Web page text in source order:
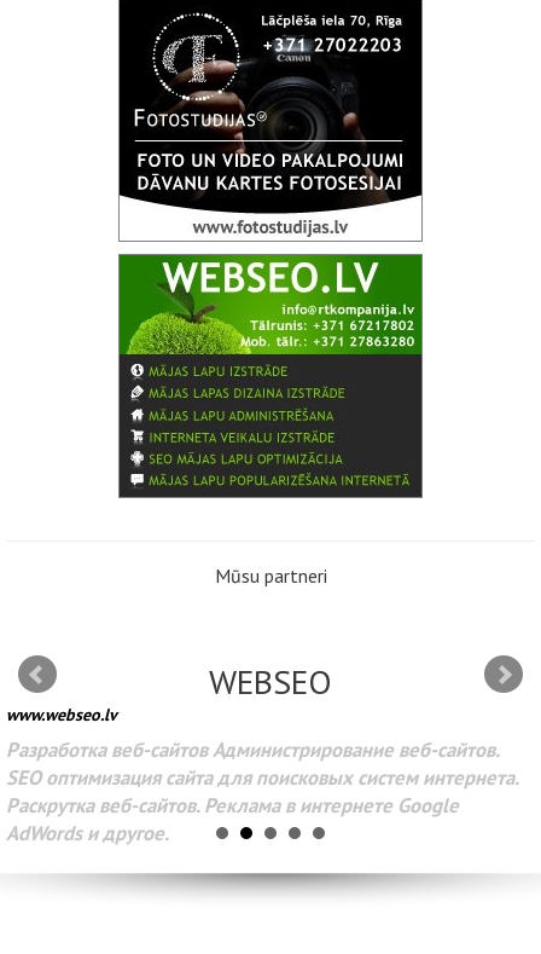
Mūsu partneri
WEBSEO
www.webseo.lv
Разработка веб-сайтов Администрирование веб-сайтов.
SEO оптимизация сайта для поисковых систем интернета.
Раскрутка веб-сайтов. Реклама в интернете Google
AdWords и другое.